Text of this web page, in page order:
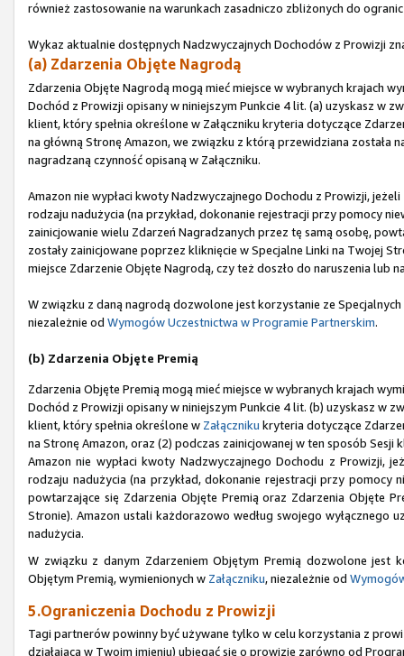
również zastosowanie na warunkach zasadniczo zbliżonych do
Wykaz aktualnie dostępnych Nadzwyczajnych Dochodów z Prowizji
(a) Zdarzenia Objęte Nagrodą
Zdarzenia Objęte Nagrodą mogą mieć miejsce w wybranych krajach
Dochód z Prowizji opisany w niniejszym Punkcie 4 lit. (a) uzyskasz w
klient, który spełnia określone w Załączniku kryteria dotyczące
na główną Stronę Amazon, we związku z którą przewidziana
nagradzaną czynność opisaną w Załączniku.
Amazon nie wypłaci kwoty Nadzwyczajnego Dochodu z Prowizji,
rodzaju nadużycia (na przykład, dokonanie rejestracji przy pomocy
zainicjowanie wielu Zdarzeń Nagradzanych przez tę samą osobę,
zostały zainicjowane poprzez kliknięcie w Specjalne Linki na Twojej
miejsce Zdarzenie Objęte Nagrodą, czy też doszło do naruszenia lub
W związku z daną nagrodą dozwolone jest korzystanie ze
niezależnie od Wymogów Uczestnictwa w Programie Partnerskim.
(b) Zdarzenia Objęte Premią
Zdarzenia Objęte Premią mogą mieć miejsce w wybranych krajach
Dochód z Prowizji opisany w niniejszym Punkcie 4 lit. (b) uzyskasz w
klient, który spełnia określone w Załączniku kryteria dotyczące
na Stronę Amazon, oraz (2) podczas zainicjowanej w ten sposób
Amazon nie wypłaci kwoty Nadzwyczajnego Dochodu z Prowizji,
rodzaju nadużycia (na przykład, dokonanie rejestracji przy
powtarzające się Zdarzenia Objęte Premią oraz Zdarzenia Objęte
Stronie). Amazon ustali każdorazowo według swojego wyłącznego
nadużycia.
W związku z danym Zdarzeniem Objętym Premią dozwolone jest
Objętym Premią, wymienionych w Załączniku, niezależnie od
5.Ograniczenia Dochodu z Prowizji
Tagi partnerów powinny być używane tylko w celu korzystania z
działająca w Twoim imieniu) ubiegać się o prowizje zarówno od